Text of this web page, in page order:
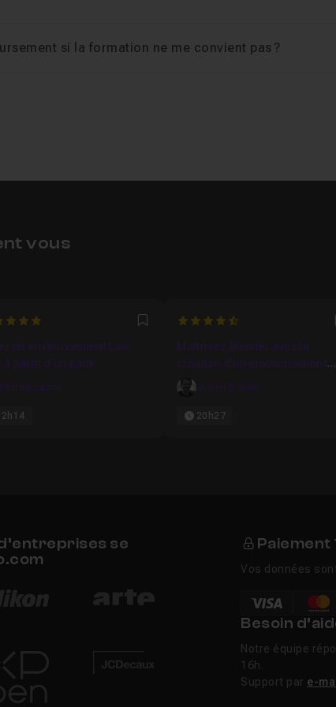
si la formation ne me convient pas ?
vous
Favori
un environnement Low
à partir d'un pack
Patrick Lazon
2h14
4.9166666666667
Maitrisez Blender avec la
création d'un environnement
naturel
Julien Deville
20h27
se
Paiement
Vos données
Besoin
Notre équipe
16h.
Support par e-